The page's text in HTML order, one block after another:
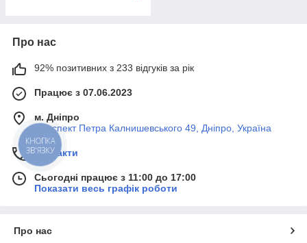
Про нас
92% позитивних з 233 відгуків за рік
Працює з 07.06.2023
м. Дніпро
Проспект Петра Калнишевського 49, Дніпро, Україна
Контакти
Сьогодні працює з 11:00 до 17:00
Показати весь графік роботи
Про нас